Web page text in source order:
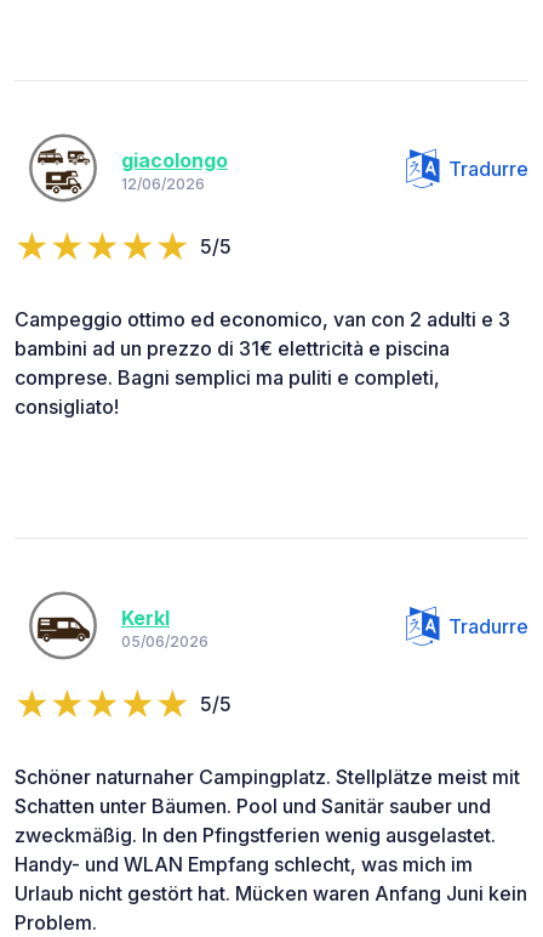
giacolongo
12/06/2026
Tradurre
5/5
Campeggio ottimo ed economico, van con 2 adulti e 3
bambini ad un prezzo di 31€ elettricità e piscina
comprese. Bagni semplici ma puliti e completi,
consigliato!
Kerkl
05/06/2026
Tradurre
5/5
Schöner naturnaher Campingplatz. Stellplätze meist mit
Schatten unter Bäumen. Pool und Sanitär sauber und
zweckmäßig. In den Pfingstferien wenig ausgelastet.
Handy- und WLAN Empfang schlecht, was mich im
Urlaub nicht gestört hat. Mücken waren Anfang Juni kein
Problem.